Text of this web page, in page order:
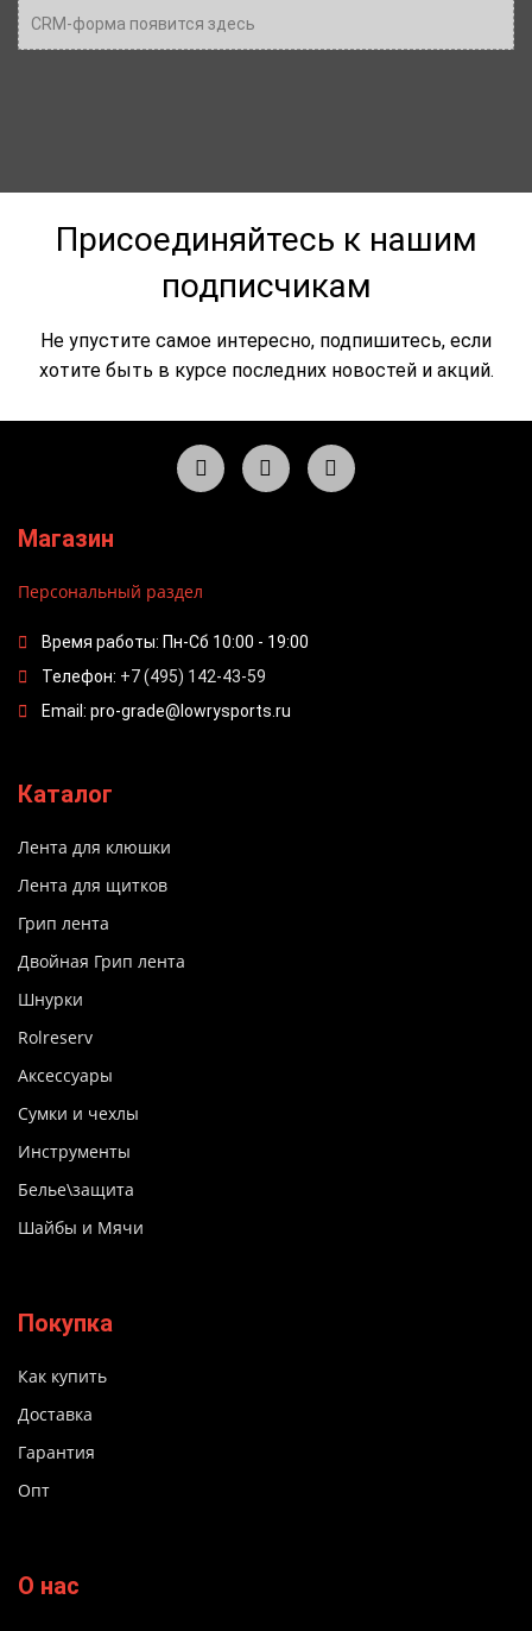
CRM-форма появится здесь
Присоединяйтесь к нашим
подписчикам
Не упустите самое интересно, подпишитесь, если
хотите быть в курсе последних новостей и акций.
Магазин
Персональный раздел
Время работы: Пн-Сб 10:00 - 19:00
Телефон: +7 (495) 142-43-59
Email: pro-grade@lowrysports.ru
Каталог
Лента для клюшки
Лента для щитков
Грип лента
Двойная Грип лента
Шнурки
Rolreserv
Аксессуары
Сумки и чехлы
Инструменты
Белье\защита
Шайбы и Мячи
Покупка
Как купить
Доставка
Гарантия
Опт
О нас